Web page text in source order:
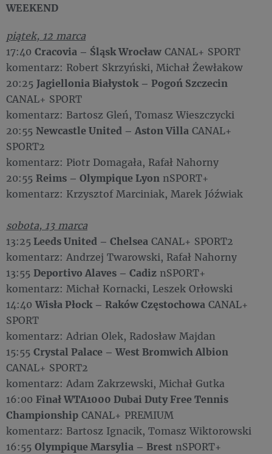
WEEKEND
piątek, 12 marca
17:40 Cracovia – Śląsk Wrocław CANAL+ SPORT
komentarz: Robert Skrzyński, Michał Żewłakow
20:25 Jagiellonia Białystok – Pogoń Szczecin
CANAL+ SPORT
komentarz: Bartosz Gleń, Tomasz Wieszczycki
20:55 Newcastle United – Aston Villa CANAL+
SPORT2
komentarz: Piotr Domagała, Rafał Nahorny
20:55 Reims – Olympique Lyon nSPORT+
komentarz: Krzysztof Marciniak, Marek Jóźwiak
sobota, 13 marca
13:25Leeds United – Chelsea CANAL+ SPORT2
komentarz: Andrzej Twarowski, Rafał Nahorny
13:55 Deportivo Alaves – Cadiz nSPORT+
komentarz: Michał Kornacki, Leszek Orłowski
14:40Wisła Płock – Raków Częstochowa CANAL+
SPORT
komentarz: Adrian Olek, Radosław Majdan
15:55 Crystal Palace – West Bromwich Albion
CANAL+ SPORT2
komentarz: Adam Zakrzewski, Michał Gutka
16:00 Finał WTA1000 Dubai Duty Free Tennis
Championship CANAL+ PREMIUM
komentarz: Bartosz Ignacik, Tomasz Wiktorowski
16:55 Olympique Marsylia – Brest nSPORT+